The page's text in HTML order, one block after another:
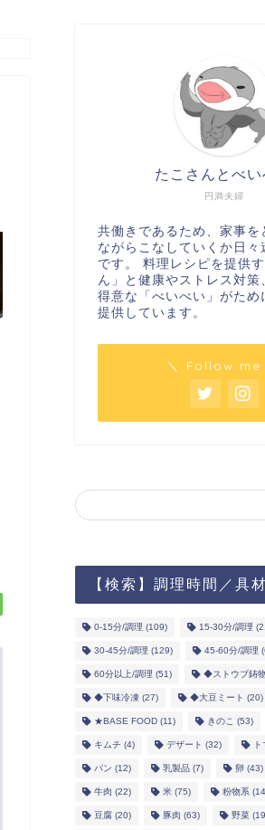
円満夫婦
たこさんとべい
共働きであるため、家事を
ながらこなしていくか日々
です。 料理レシピを提供
ん」と健康やストレス対策
得意な「べいべい」がため
提供しています。
＼ Follow me
【検索】調理時間／具
0-15分/調理 (109) 15-30分/調理
30-45分/調理 (129) 45-60分/調理
60分以上/調理 (51) ◆ストウブ鋳
◆下味冷凍 (27) ◆大豆ミート (20)
★BASE FOOD(11) きのこ (53)
キムチ (4) デザート (32) ト
パン (12) 乳製品(7) 卵 (43)
牛肉 (22) 米(75) 粉物系
豆腐(20) 豚肉 (63) 野菜